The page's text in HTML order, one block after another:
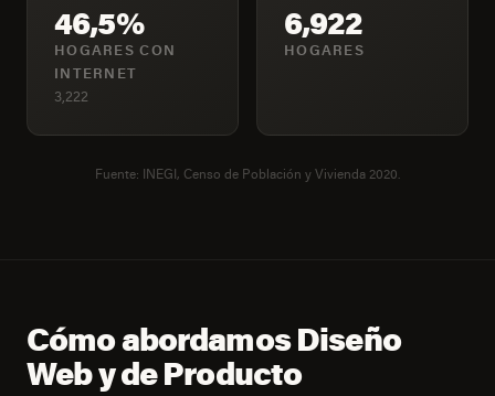
46,5%
HOGARES CON
INTERNET
3,222
6,922
HOGARES
Fuente: INEGI, Censo de Población y Vivienda 2020.
Cómo abordamos Diseño
Web y de Producto